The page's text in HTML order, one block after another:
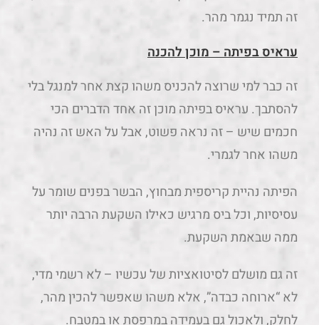
זה תמיד נגמר מהר.
עראיס בפיתה – מוכן להכנה
זה כבר למי שרוצה להכניס משהו קצת אחר למנגל בלי
להסתבך. עראיס בפיתה מוכן זה אחד הדברים הכי
חכמים שיש – זה נראה פשוט, אבל על האש זה נהיה
משהו אחר לגמרי.
הפיתה נהיית קריספית מבחוץ, הבשר בפנים שומר על
עסיסיות, וכל ביס מרגיש כאילו השקעת הרבה יותר
ממה שבאמת השקעת.
זה גם מושלם לסיטואציות של עכשיו – לא רשמי מדי,
לא “ארוחה כבדה”, אלא משהו שאפשר להכין מהר,
לחלק, ולאכול גם בעמידה במרפסת או במטבח.